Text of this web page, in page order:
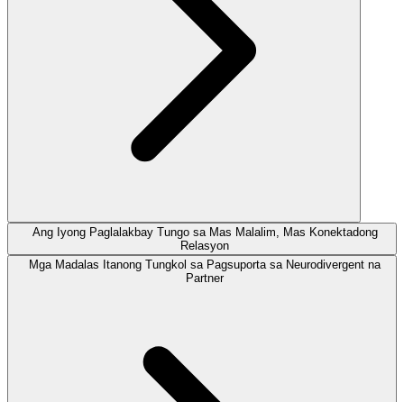
Ang Iyong Paglalakbay Tungo sa Mas Malalim, Mas Konektadong
Relasyon
Mga Madalas Itanong Tungkol sa Pagsuporta sa Neurodivergent na
Partner